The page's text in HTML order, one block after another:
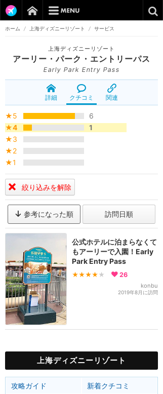
ホーム / 上海ディズニーリゾート / サービス
上海ディズニーリゾート
アーリー・パーク・エントリーパス
Early Park Entry Pass
詳細 クチコミ 関連
★5
6
★4
1
★3
★2
★1
絞り込みを解除
参考になった順 訪問日順
公式ホテルに泊まらなくて
もアーリーで入園！Early
Park Entry Pass
★★★★ ★ 26
konbu
2019年8月に訪問
上海ディズニーリゾート
攻略ガイド
新着クチコミ